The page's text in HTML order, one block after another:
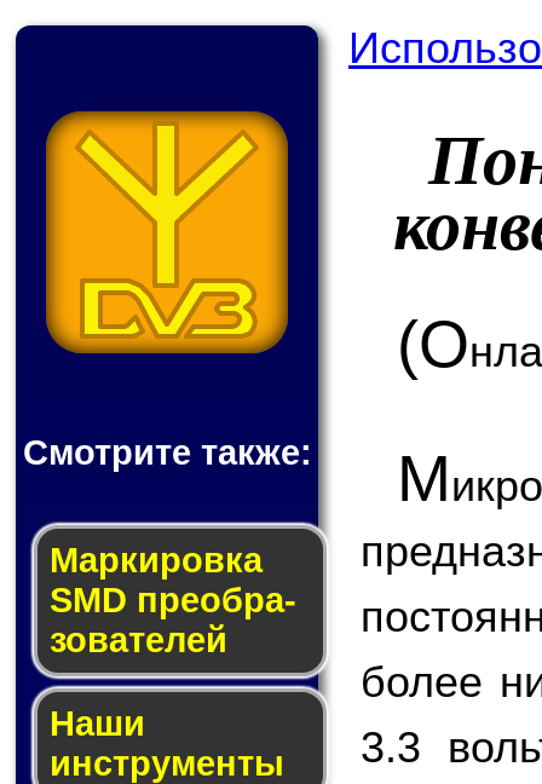
Смотрите также:
Мар­ки­ров­ка
SMD пре­об­ра­
зо­ва­те­лей
Наши
инструменты
(О
М
более
3.3